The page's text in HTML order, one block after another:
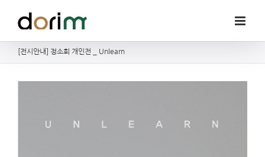
[전시안내] 정소희 개인전 _ Unlearn